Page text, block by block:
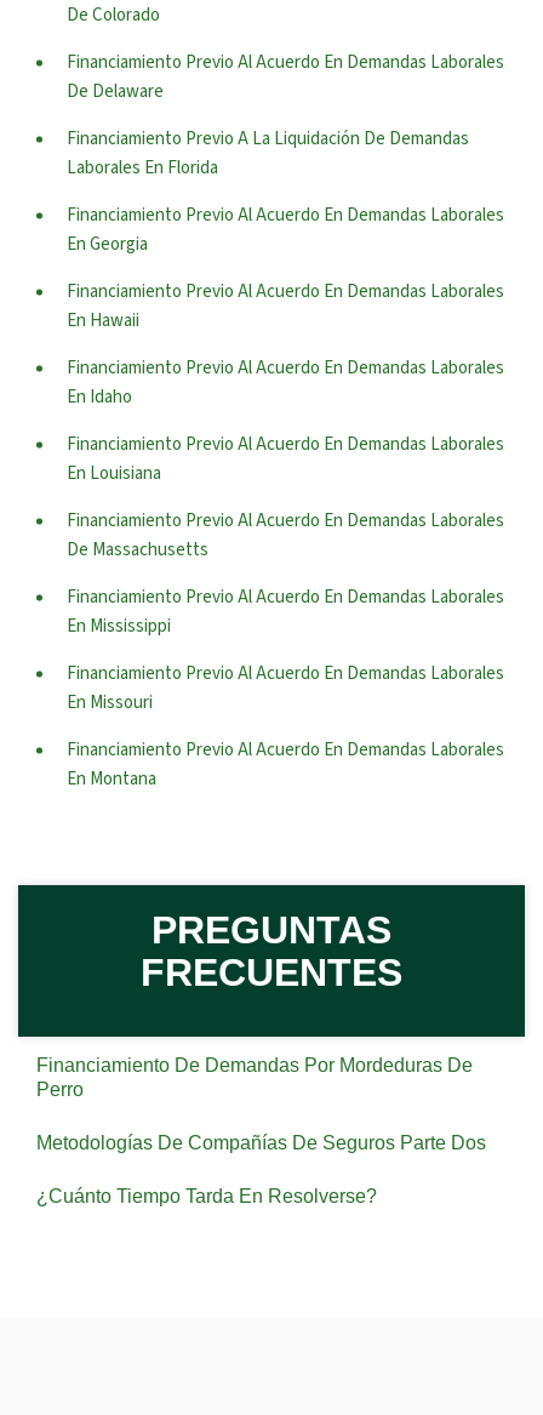
De Colorado
Financiamiento Previo Al Acuerdo En Demandas Laborales
De Delaware
Financiamiento Previo A La Liquidación De Demandas
Laborales En Florida
Financiamiento Previo Al Acuerdo En Demandas Laborales
En Georgia
Financiamiento Previo Al Acuerdo En Demandas Laborales
En Hawaii
Financiamiento Previo Al Acuerdo En Demandas Laborales
En Idaho
Financiamiento Previo Al Acuerdo En Demandas Laborales
En Louisiana
Financiamiento Previo Al Acuerdo En Demandas Laborales
De Massachusetts
Financiamiento Previo Al Acuerdo En Demandas Laborales
En Mississippi
Financiamiento Previo Al Acuerdo En Demandas Laborales
En Missouri
Financiamiento Previo Al Acuerdo En Demandas Laborales
En Montana
PREGUNTAS
FRECUENTES
Financiamiento De Demandas Por Mordeduras De
Perro
Metodologías De Compañías De Seguros Parte Dos
¿Cuánto Tiempo Tarda En Resolverse?